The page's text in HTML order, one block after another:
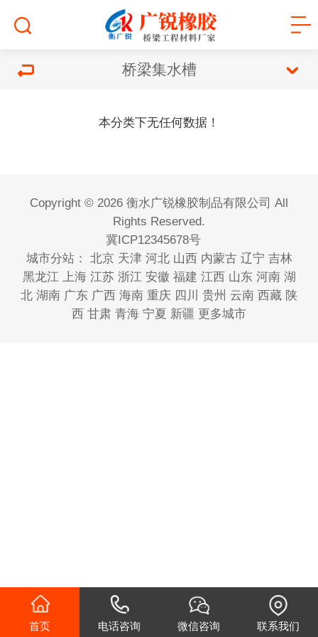
桥梁集水槽
本分类下无任何数据！
Copyright © 2026 衡水广锐橡胶制品有限公司 All
Rights Reserved.
冀ICP12345678号
城市分站： 北京 天津 河北 山西 内蒙古 辽宁 吉林
黑龙江 上海 江苏 浙江 安徽 福建 江西 山东 河南 湖
北 湖南 广东 广西 海南 重庆 四川 贵州 云南 西藏 陕
西 甘肃 青海 宁夏 新疆 更多城市
首页 电话咨询 微信咨询 联系我们